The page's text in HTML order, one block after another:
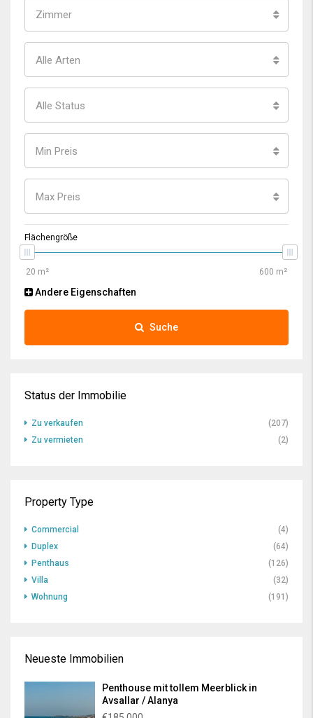
Zimmer
Alle Arten
Alle Status
Min Preis
Max Preis
Flächengröße
Andere Eigenschaften
Suche
Status der Immobilie
Zu verkaufen
(207)
Zu vermieten
(2)
Property Type
Commercial
(4)
Duplex
(64)
Penthaus
(126)
Villa
(32)
Wohnung
(191)
Neueste Immobilien
Penthouse mit tollem Meerblick in
Avsallar / Alanya